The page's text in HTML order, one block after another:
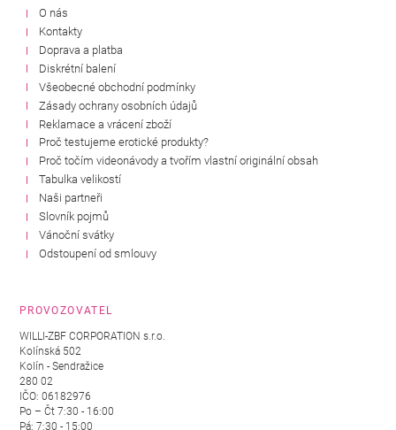
O nás
Kontakty
Doprava a platba
Diskrétní balení
Všeobecné obchodní podmínky
Zásady ochrany osobních údajů
Reklamace a vrácení zboží
Proč testujeme erotické produkty?
Proč točím videonávody a tvořím vlastní originální obsah
Tabulka velikostí
Naši partneři
Slovník pojmů
Vánoční svátky
Odstoupení od smlouvy
PROVOZOVATEL
WILLI-ZBF CORPORATION s.r.o.
Kolínská 502
Kolín - Sendražice
280 02
IČO: 06182976
Po – Čt 7:30 - 16:00
Pá: 7:30 - 15:00